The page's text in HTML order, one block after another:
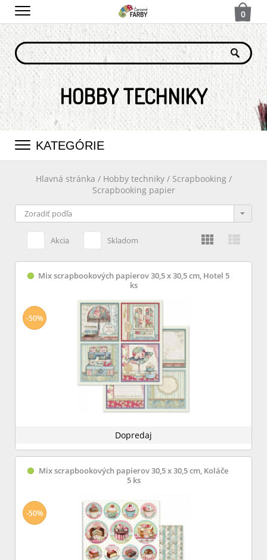
0
HOBBY TECHNIKY
KATEGÓRIE
Hlavná stránka / Hobby techniky / Scrapbooking/
Scrapbooking papier
Akcia Skladom
Mix scrapbookových papierov 30,5 x 30,5 cm, Hotel 5
ks
Dopredaj
-50%
Mix scrapbookových papierov 30,5 x 30,5 cm, Koláče
5 ks
-50%